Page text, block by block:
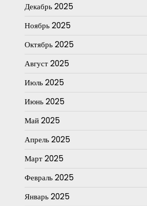
Декабрь 2025
Ноябрь 2025
Октябрь 2025
Август 2025
Июль 2025
Июнь 2025
Май 2025
Апрель 2025
Март 2025
Февраль 2025
Январь 2025